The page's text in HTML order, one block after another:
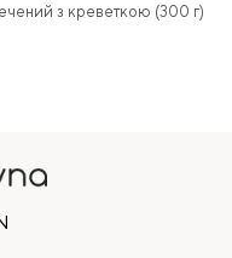
з креветкою (300 г)